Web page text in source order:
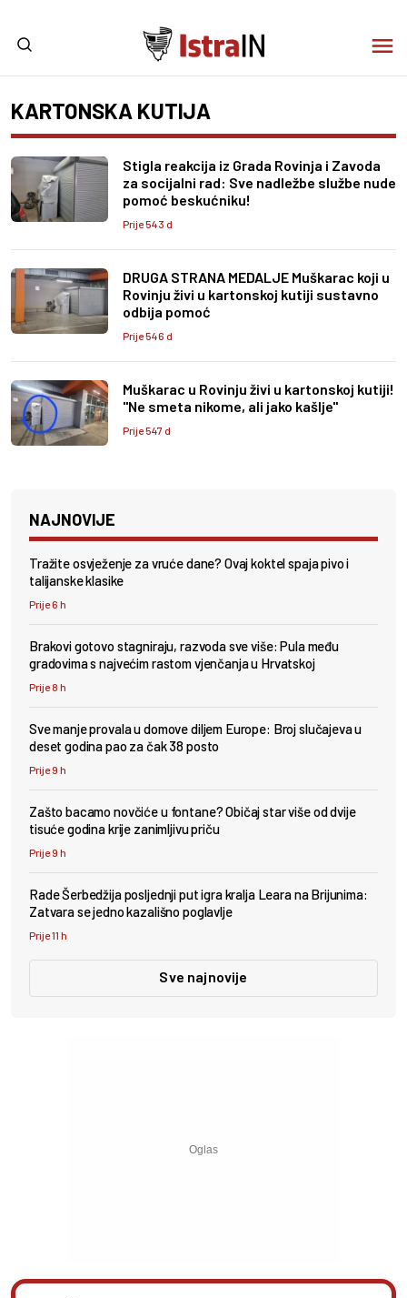
KARTONSKA KUTIJA
Stigla reakcija iz Grada Rovinja i Zavoda
za socijalni rad: Sve nadležbe službe nude
pomoć beskućniku!
Prije 543 d
DRUGA STRANA MEDALJE Muškarac koji u
Rovinju živi u kartonskoj kutiji sustavno
odbija pomoć
Prije 546 d
Muškarac u Rovinju živi u kartonskoj kutiji!
"Ne smeta nikome, ali jako kašlje"
Prije 547 d
NAJNOVIJE
Tražite osvježenje za vruće dane? Ovaj koktel spaja pivo i
talijanske klasike
Prije 6 h
Brakovi gotovo stagniraju, razvoda sve više: Pula među
gradovima s najvećim rastom vjenčanja u Hrvatskoj
Prije 8 h
Sve manje provala u domove diljem Europe: Broj slučajeva u
deset godina pao za čak 38 posto
Prije 9 h
Zašto bacamo novčiće u fontane? Običaj star više od dvije
tisuće godina krije zanimljivu priču
Prije 9 h
Rade Šerbedžija posljednji put igra kralja Leara na Brijunima:
Zatvara se jedno kazališno poglavlje
Prije 11 h
Sve najnovije